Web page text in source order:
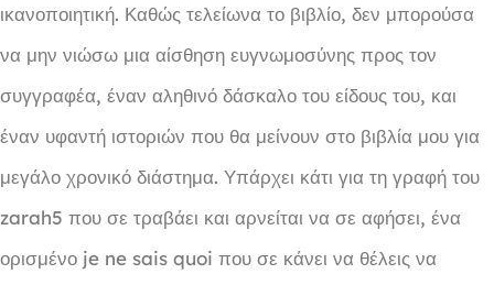
ικανοποιητική. Καθώς τελείωνα το βιβλίο, δεν μπορούσα
να μην νιώσω μια αίσθηση ευγνωμοσύνης προς τον
συγγραφέα, έναν αληθινό δάσκαλο του είδους του, και
έναν υφαντή ιστοριών που θα μείνουν στο βιβλία μου για
μεγάλο χρονικό διάστημα. Υπάρχει κάτι για τη γραφή του
zarah5 που σε τραβάει και αρνείται να σε αφήσει, ένα
ορισμένο je ne sais quoi που σε κάνει να θέλεις να